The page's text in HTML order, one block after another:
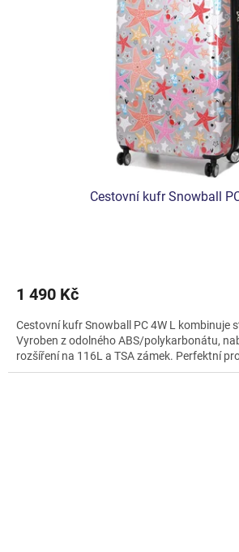
Cestovní kufr Snowball
je
z
5
hvězdiček.
1 490 Kč
Cestovní kufr Snowball PC 4W L kombinuje
Vyroben z odolného ABS/polykarbonátu,
rozšíření na 116L a TSA zámek. Perfektní